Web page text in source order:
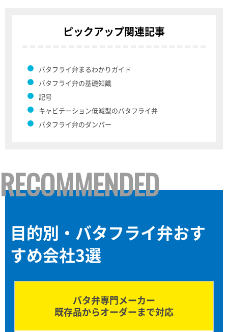
ピックアップ関連記事
バタフライ弁まるわかりガイド
バタフライ弁の基礎知識
記号
キャビテーション低減型のバタフライ弁
バタフライ弁のダンパー
RECOMMENDED
目的別・バタフライ弁おす
すめ会社3選
バタ弁専門メーカー
既存品からオーダーまで対応